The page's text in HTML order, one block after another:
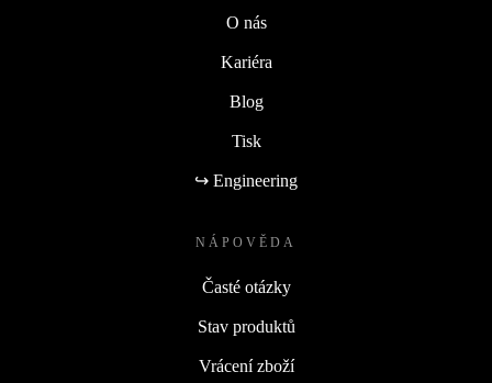
O nás
Kariéra
Blog
Tisk
↪ Engineering
NÁPOVĚDA
Časté otázky
Stav produktů
Vrácení zboží